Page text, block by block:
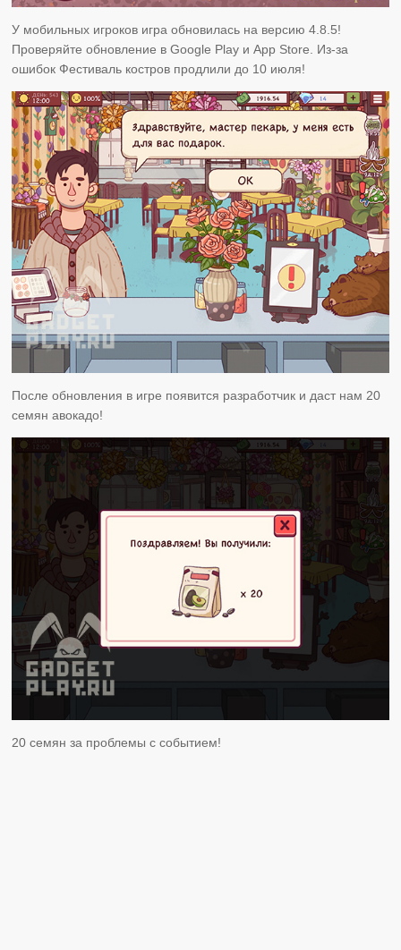
У мобильных игроков игра обновилась на версию 4.8.5!
Проверяйте обновление в Google Play и App Store. Из-за
ошибок Фестиваль костров продлили до 10 июля!
После обновления в игре появится разработчик и даст нам 20
семян авокадо!
20 семян за проблемы с событием!